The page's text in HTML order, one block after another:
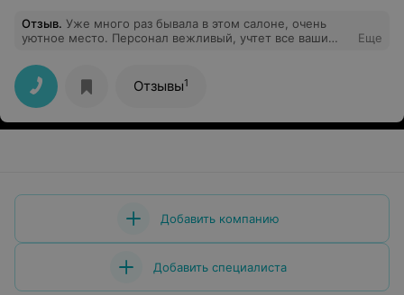
Отзыв. Уже много раз бывала в этом салоне, очень
уютное место. Персонал вежливый, учтет все ваши
останетесь довольны) цена и качество тут на высоте)
Особенно хочу выразить благодарность Юлии
ногтевому мастеру за её труд, хожу только к ней, она
лучший мастер в городе)
Еще
Отзывы1
Добавить компанию
Добавить специалиста